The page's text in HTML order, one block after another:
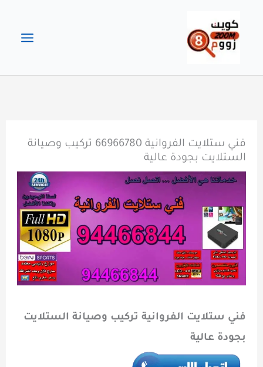
المحتوى
فني ستلايت الفروانية 66966780 تركيب وصيانة
الستلايت بجودة عالية
فني ستلايت الفروانية تركيب وصيانة الستلايت
بجودة عالية